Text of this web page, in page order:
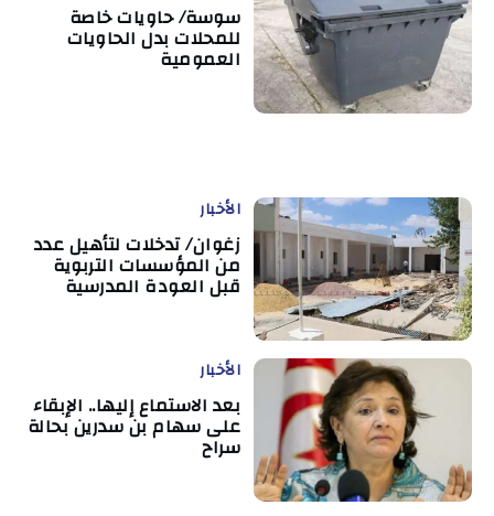
سوسة/ حاويات خاصة
للمحلات بدل الحاويات
العمومية
الأخبار
زغوان/ تدخلات لتأهيل عدد
من المؤسسات التربوية
قبل العودة المدرسية
الأخبار
بعد الاستماع إليها.. الإبقاء
على سهام بن سدرين بحالة
سراح